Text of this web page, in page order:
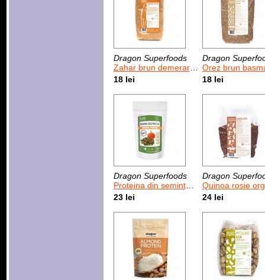
Dragon Superfoods
Zahar brun demerara organic 500 g
18 lei
Dragon
Orez brun basmati organic
18 lei
Dragon Superfoods
Proteina din seminte de dovleac organic 200 g
23 lei
Dragon
Quinoa rosie organica
24 lei